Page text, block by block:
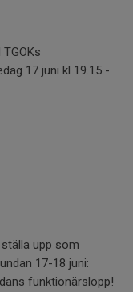
17 juni kl 19.15 -
upp som
17-18 juni:
funktionärslopp!